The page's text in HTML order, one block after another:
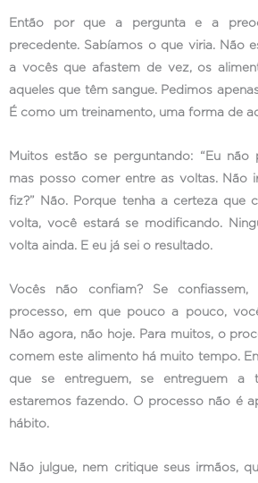
Então por que a pergunta e a
precedente. Sabíamos o que viria. Não
a vocês que afastem de vez, os
aqueles que têm sangue. Pedimos
É como um treinamento, uma forma de
Muitos estão se perguntando: “Eu não
mas posso comer entre as voltas. Não
fiz?” Não. Porque tenha a certeza que
volta, você estará se modificando.
volta ainda. E eu já sei o resultado.
Vocês não confiam? Se
processo, em que pouco a pouco,
Não agora, não hoje. Para muitos, o
comem este alimento há muito tempo.
que se entreguem, se entreguem a
estaremos fazendo. O processo não é
hábito.
Não julgue, nem critique seus irmãos,